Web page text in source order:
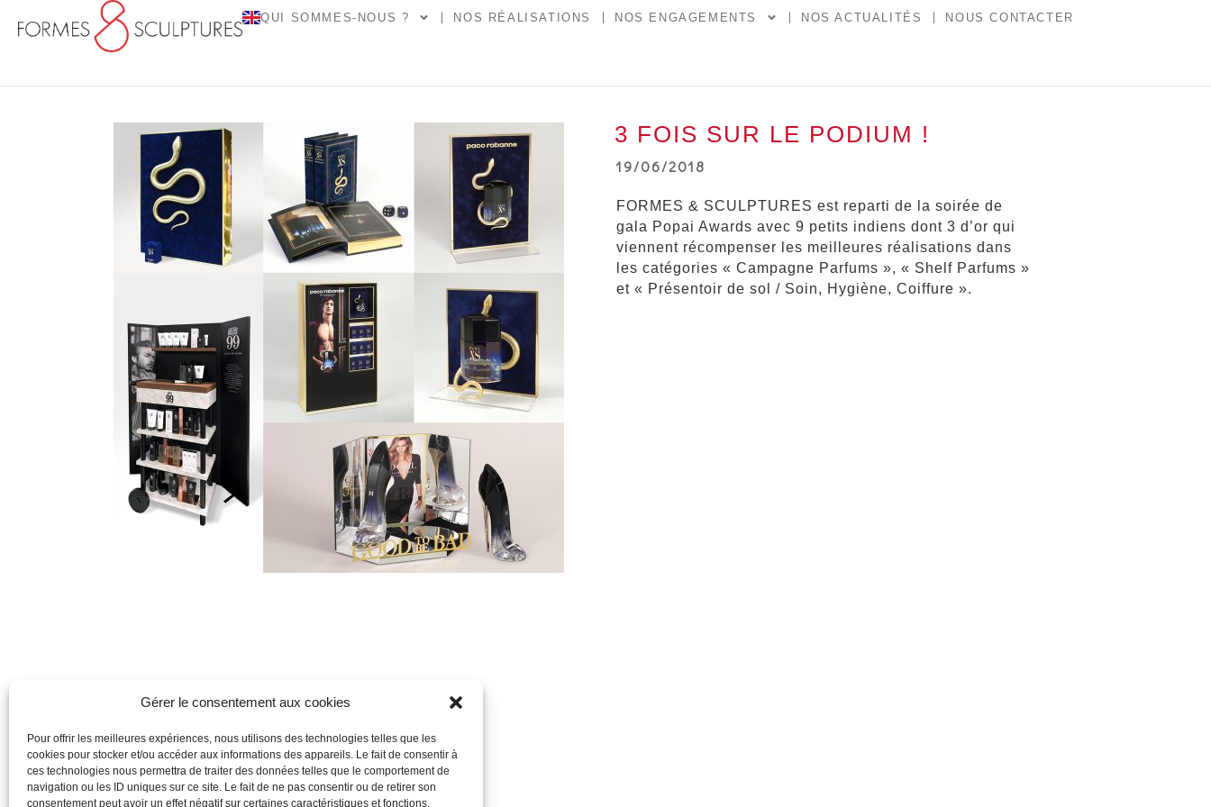
Gérer le consentement aux cookies
Pour offrir les meilleures expériences, nous utilisons des technologies telles que les
cookies pour stocker et/ou accéder aux informations des appareils. Le fait de consentir à
ces technologies nous permettra de traiter des données telles que le comportement de
navigation ou les ID uniques sur ce site. Le fait de ne pas consentir ou de retirer son
consentement peut avoir un effet négatif sur certaines caractéristiques et fonctions.
QUI SOMMES-NOUS ? NOS RÉALISATIONS NOS ENGAGEMENTS NOS ACTUALITÉS NOUS CONTACTER
3 FOIS SUR LE PODIUM !
19/06/2018
FORMES & SCULPTURES est reparti de la soirée de
gala Popai Awards avec 9 petits indiens dont 3 d’or qui
viennent récompenser les meilleures réalisations dans
les catégories « Campagne Parfums », « Shelf Parfums »
et « Présentoir de sol / Soin, Hygiène, Coiffure ».